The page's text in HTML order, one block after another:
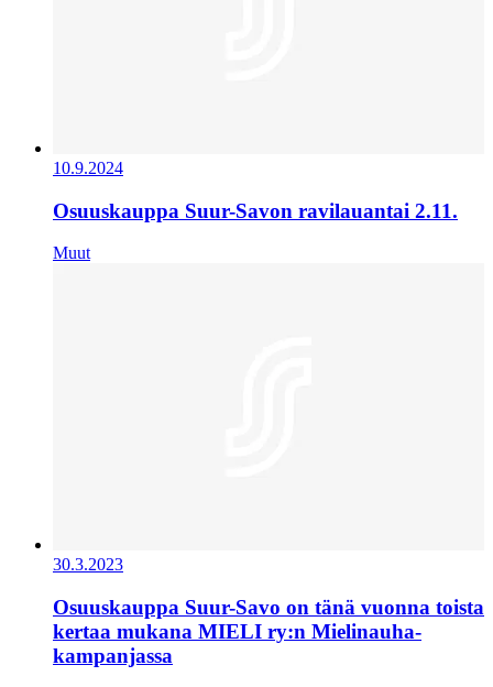
10.9.2024
Osuuskauppa Suur-Savon ravilauantai 2.11.
Muut
30.3.2023
Osuuskauppa Suur-Savo on tänä vuonna toista
kertaa mukana MIELI ry:n Mielinauha-
kampanjassa